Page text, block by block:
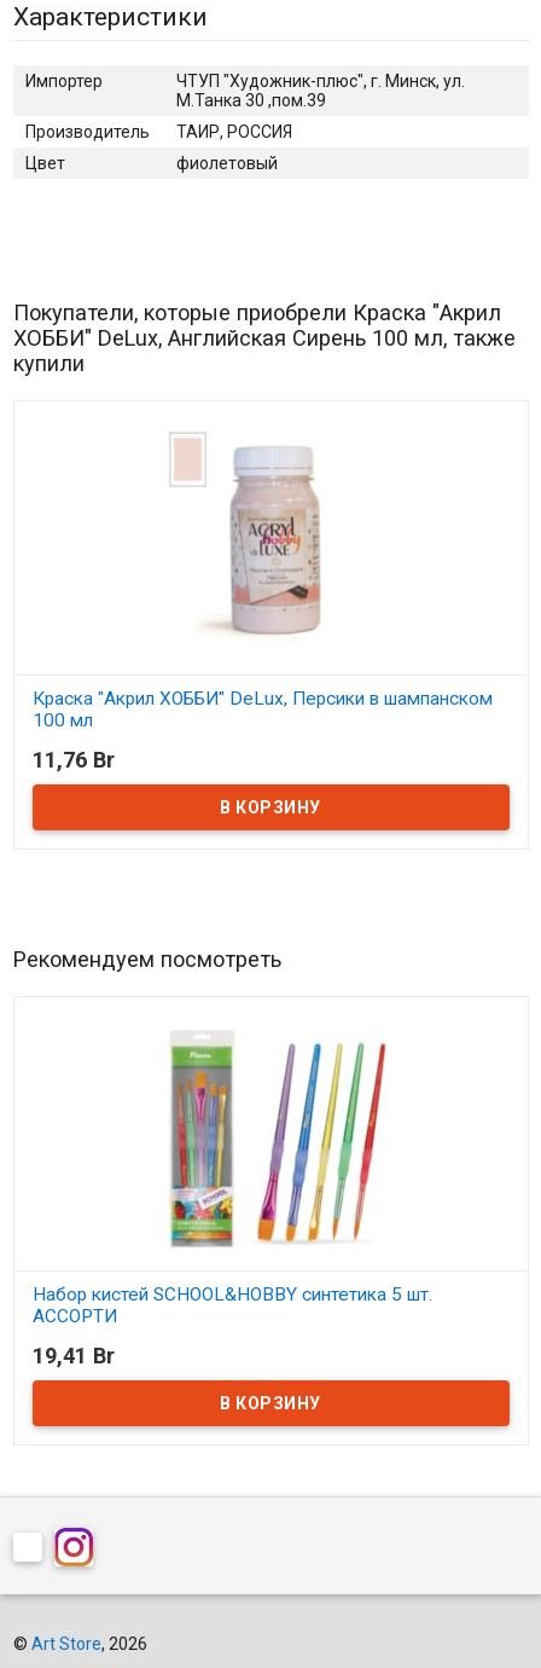
Характеристики
Импортер
ЧТУП "Художник-плюс", г. Минск, ул.
М.Танка 30 ,пом.39
Производитель
ТАИР, РОССИЯ
Цвет
фиолетовый
Покупатели, которые приобрели Краска "Акрил
ХОББИ" DeLux, Английская Сирень 100 мл, также
купили
Краска "Акрил ХОББИ" DeLux, Персики в шампанском
100 мл
В наличии
11,76 Br
Рекомендуем посмотреть
Набор кистей SCHOOL&HOBBY синтетика 5 шт.
АССОРТИ
В наличии
19,41 Br
© Art Store, 2026